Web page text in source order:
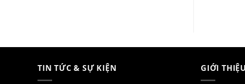
TIN TỨC & SỰ KIỆN GIỚI THIỆU